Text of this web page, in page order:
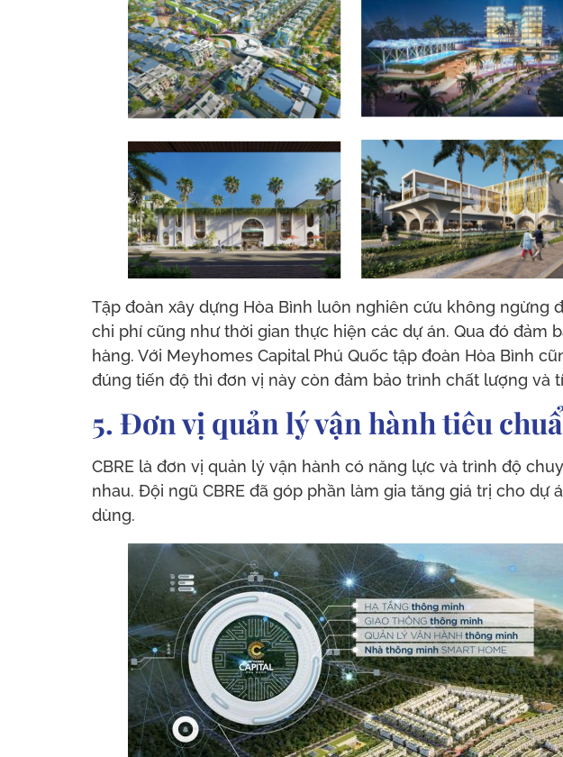
Tập đoàn xây dựng Hòa Bình luôn nghiên cứu không
chi phí cũng như thời gian thực hiện các dự án. Qua đó đảm
hàng. Với Meyhomes Capital Phú Quốc tập đoàn Hòa Bình
đúng tiến độ thì đơn vị này còn đảm bảo trình chất lượng và
5. Đơn vị quản lý vận hành tiêu
CBRE là đơn vị quản lý vận hành có năng lực và trình độ
nhau. Đội ngũ CBRE đã góp phần làm gia tăng giá trị cho
dùng.